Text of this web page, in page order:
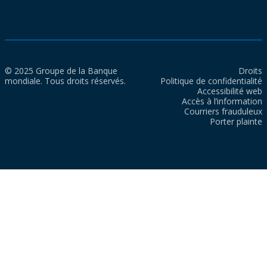
© 2025 Groupe de la Banque
mondiale. Tous droits réservés.
Droits
Politique de confidentialité
Accessibilité web
Accès à l’information
Courriers frauduleux
Porter plainte